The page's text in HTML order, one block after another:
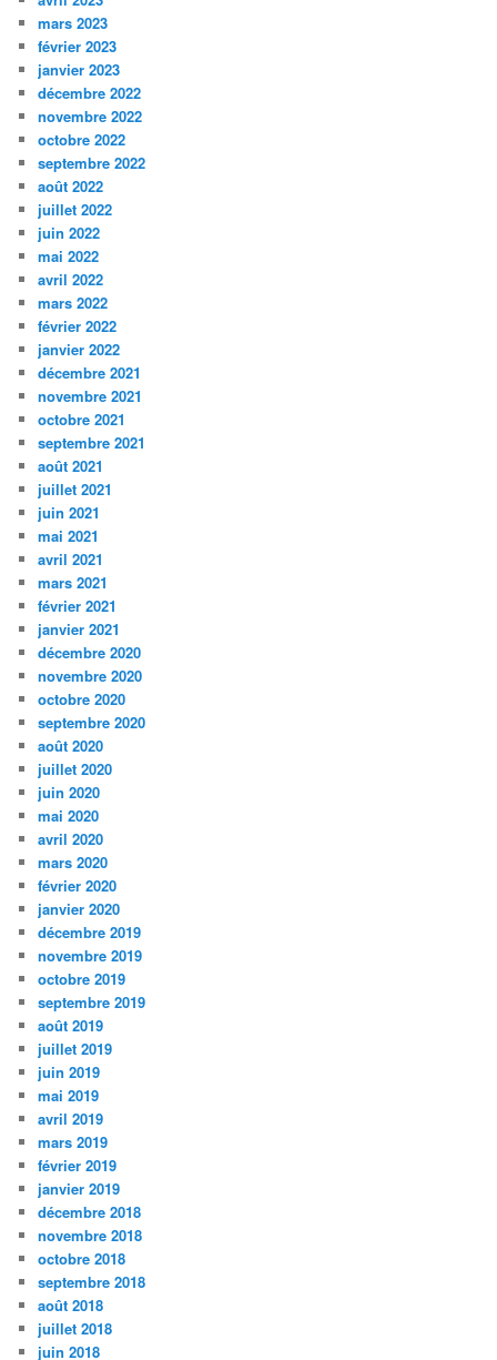
mars 2023
février 2023
janvier 2023
décembre 2022
novembre 2022
octobre 2022
septembre 2022
août 2022
juillet 2022
juin 2022
mai 2022
avril 2022
mars 2022
février 2022
janvier 2022
décembre 2021
novembre 2021
octobre 2021
septembre 2021
août 2021
juillet 2021
juin 2021
mai 2021
avril 2021
mars 2021
février 2021
janvier 2021
décembre 2020
novembre 2020
octobre 2020
septembre 2020
août 2020
juillet 2020
juin 2020
mai 2020
avril 2020
mars 2020
février 2020
janvier 2020
décembre 2019
novembre 2019
octobre 2019
septembre 2019
août 2019
juillet 2019
juin 2019
mai 2019
avril 2019
mars 2019
février 2019
janvier 2019
décembre 2018
novembre 2018
octobre 2018
septembre 2018
août 2018
juillet 2018
juin 2018